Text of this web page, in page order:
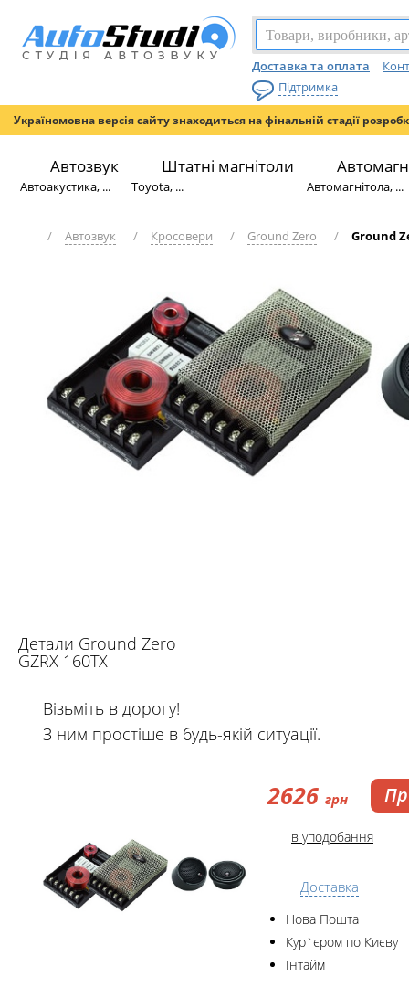
Доставка та оплата
Підтримка
Україномовна версія сайту знаходиться на фінальній стадії
Автозвук
Автоакустика, ...
Штатні магнітоли
Toyota, ... Автомагнітола, ...
/ Автозвук / Кросовери / Ground Zero / Ground
Детали Ground Zero
GZRX 160TX
Візьміть в дорогу!
З ним простіше в будь-якій ситуації.
2626 грн
в уподобання
Доставка
Нова Пошта
Кур`єром по Києву
Інтайм